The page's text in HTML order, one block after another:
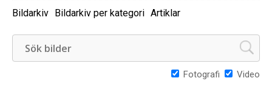
Bildarkiv Bildarkiv per kategori Artiklar
Fotografi Video